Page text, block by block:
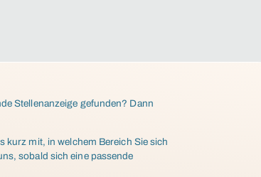
Stellenanzeige gefunden? Dann
kurz mit, in welchem Bereich Sie sich
sobald sich eine passende